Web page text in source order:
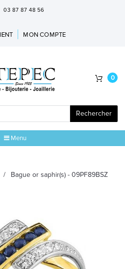
03 87 87 48 56
MON COMPTE
Rechercher
0
Menu
/ Bague or saphir(s) - 09PF89BSZ